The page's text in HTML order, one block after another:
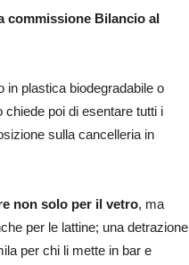
commissione Bilancio al
in plastica biodegradabile o
poi di esentare tutti i
sulla cancelleria in
non solo per il vetro, ma
per le lattine; una detrazione
per chi li mette in bar e